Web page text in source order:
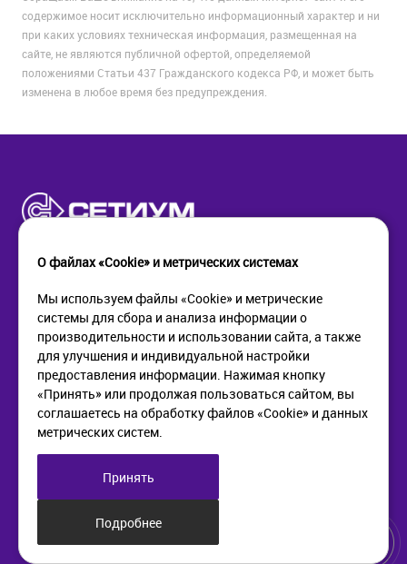
содержимое носит исключительно информационный характер и ни
при каких условиях техническая информация, размещенная на
сайте, не являются публичной офертой, определяемой
положениями Статьи 437 Гражданского кодекса РФ, и может быть
изменена в любое время без предупреждения.
КОМПАНИЯ
О компании
Новости
Контакты
ПОМОЩЬ
Как купить
Доставка
Возврат
ИНФОРМАЦИЯ
Политика в отношении
обработки персональных
web@setium.ru
Малый пр. П.С., д 84-86
О файлах «Cookie» и метрических системах
Мы используем файлы «Cookie» и метрические
системы для сбора и анализа информации о
производительности и использовании сайта, а также
для улучшения и индивидуальной настройки
предоставления информации. Нажимая кнопку
«Принять» или продолжая пользоваться сайтом, вы
соглашаетесь на обработку файлов «Cookie» и данных
метрических систем.
Принять
Подробнее